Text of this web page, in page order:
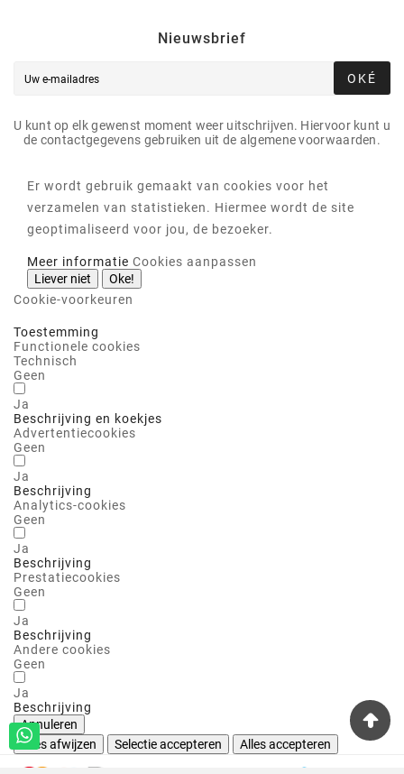
Nieuwsbrief
OKÉ
U kunt op elk gewenst moment weer uitschrijven. Hiervoor kunt u
de contactgegevens gebruiken uit de algemene voorwaarden.
Er wordt gebruik gemaakt van cookies voor het
verzamelen van statistieken. Hiermee wordt de site
geoptimaliseerd voor jou, de bezoeker.
Meer informatie Cookies aanpassen
Liever niet
Oke!
Cookie-voorkeuren
Toestemming
Functionele cookies
Technisch
Geen
Ja
Beschrijving en koekjes
Advertentiecookies
Geen
Ja
Beschrijving
Analytics-cookies
Geen
Ja
Beschrijving
Prestatiecookies
Geen
Ja
Beschrijving
Andere cookies
Geen
Ja
Beschrijving
Annuleren
Alles afwijzen
Selectie accepteren Alles accepteren